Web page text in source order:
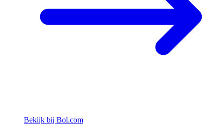
Bekijk bij Bol.com